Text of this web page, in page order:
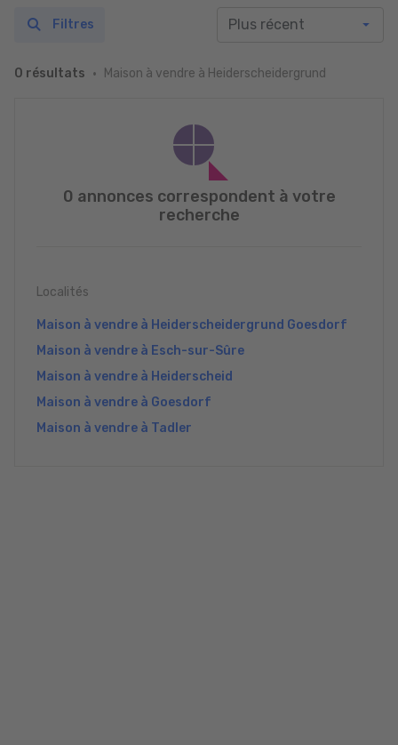
0 résultats Maison à vendre à Heiderscheidergrund
Filtres
0 annonces correspondent à votre
recherche
Localités
Maison à vendre à Heiderscheidergrund Goesdorf
Maison à vendre à Esch-sur-Sûre
Maison à vendre à Heiderscheid
Maison à vendre à Goesdorf
Maison à vendre à Tadler